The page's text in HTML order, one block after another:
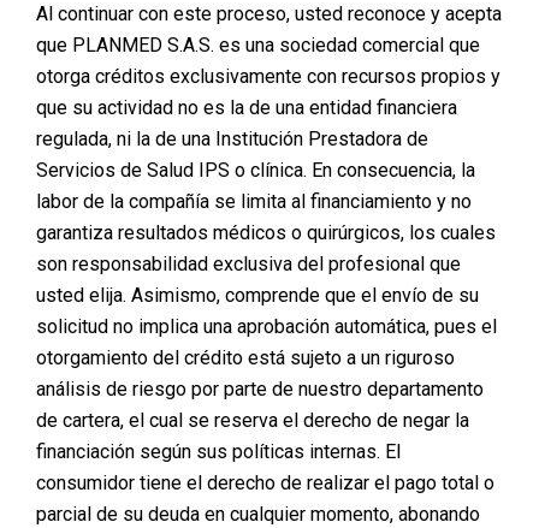
AGENDA TU CITA DE
VALORACION
Posted onmarzo 31, 2026
AGENDA TU CITA DE
VALORACION
Posted onmarzo 31, 2026
Al continuar con este proceso, usted reconoce y acepta
que PLANMED S.A.S. es una sociedad comercial que
otorga créditos exclusivamente con recursos propios y
que su actividad no es la de una entidad financiera
regulada, ni la de una Institución Prestadora de
Servicios de Salud IPS o clínica. En consecuencia, la
labor de la compañía se limita al financiamiento y no
garantiza resultados médicos o quirúrgicos, los cuales
son responsabilidad exclusiva del profesional que
usted elija. Asimismo, comprende que el envío de su
solicitud no implica una aprobación automática, pues el
otorgamiento del crédito está sujeto a un riguroso
análisis de riesgo por parte de nuestro departamento
de cartera, el cual se reserva el derecho de negar la
financiación según sus políticas internas. El
consumidor tiene el derecho de realizar el pago total o
parcial de su deuda en cualquier momento, abonando